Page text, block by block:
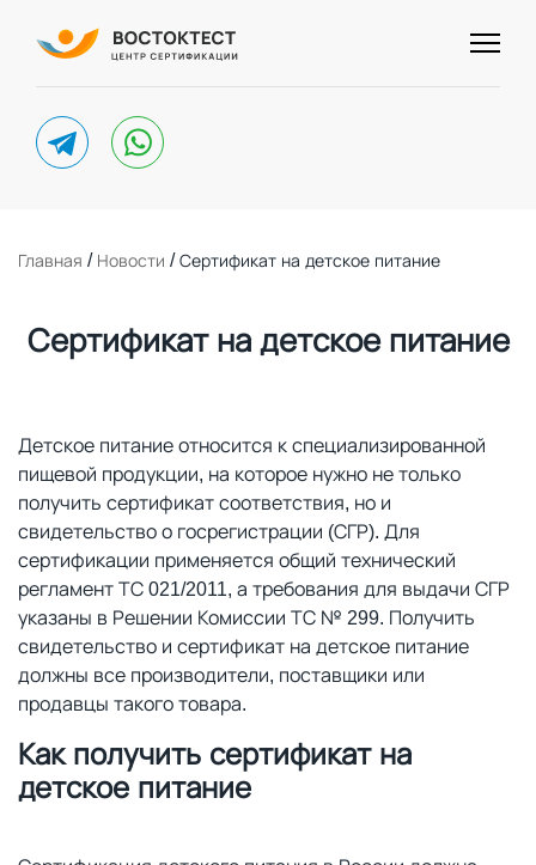
telegram whatsapp
Главная / Новости /Сертификат на детское питание
Сертификат на детское питание
Детское питание относится к специализированной
пищевой продукции, на которое нужно не только
получить сертификат соответствия, но и
свидетельство о госрегистрации (СГР). Для
сертификации применяется общий технический
регламент ТС 021/2011, а требования для выдачи СГР
указаны в Решении Комиссии ТС № 299. Получить
свидетельство и сертификат на детское питание
должны все производители, поставщики или
продавцы такого товара.
Как получить сертификат на
детское питание